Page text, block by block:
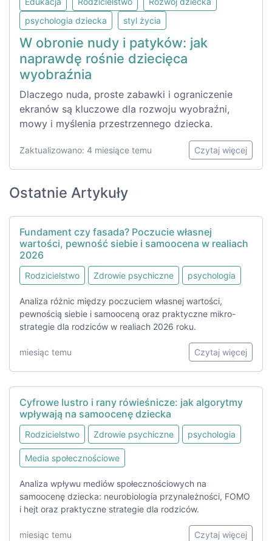
psychologia dziecka
styl życia
W obronie nudy i patyków: jak
naprawdę rośnie dziecięca
wyobraźnia
Dlaczego nuda, proste zabawki i ograniczenie
ekranów są kluczowe dla rozwoju wyobraźni,
mowy i myślenia przestrzennego dziecka.
Zaktualizowano: 4 miesiące temu Czytaj więcej
Ostatnie Artykuły
Fundament czy fasada? Poczucie własnej
wartości, pewność siebie i samoocena w realiach
2026
Rodzicielstwo Zdrowie psychiczne psychologia
Analiza różnic między poczuciem własnej wartości,
pewnością siebie i samooceną oraz praktyczne mikro-
strategie dla rodziców w realiach 2026 roku.
miesiąc temu Czytaj więcej
Cyfrowe lustro i rany rówieśnicze: jak algorytmy
wpływają na samoocenę dziecka
Rodzicielstwo Zdrowie psychiczne psychologia
Media społecznościowe
Analiza wpływu mediów społecznościowych na
samoocenę dziecka: neurobiologia przynależności, FOMO
i hejt oraz praktyczne strategie dla rodziców.
miesiąc temu Czytaj więcej